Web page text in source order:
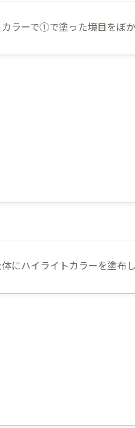
ラーで①で塗った境目をぼ
にハイライトカラーを塗布し